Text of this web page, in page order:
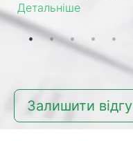
Детальніше
Залишити